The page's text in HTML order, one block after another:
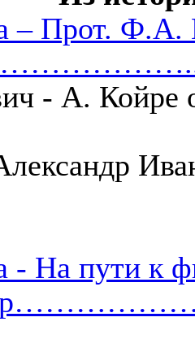
Прот. Ф.А.
- А.
- На пути к